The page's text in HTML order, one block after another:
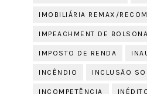
IMOBILIÁRIA REMAX/
IMPEACHMENT DE
IMPOSTO DE RENDA
INCÊNDIO INCLUSÃO
INCOMPETÊNCIA